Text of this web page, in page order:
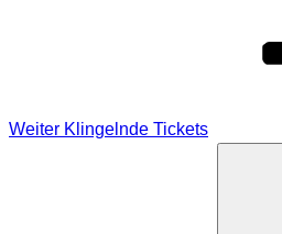
Weiter Klingelnde Tickets